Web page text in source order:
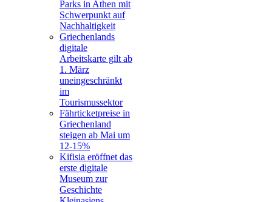
Parks in Athen mit
Schwerpunkt auf
Nachhaltigkeit
Griechenlands
digitale
Arbeitskarte gilt ab
1. März
uneingeschränkt
im
Tourismussektor
Fährticketpreise in
Griechenland
steigen ab Mai um
12-15%
Kifisia eröffnet das
erste digitale
Museum zur
Geschichte